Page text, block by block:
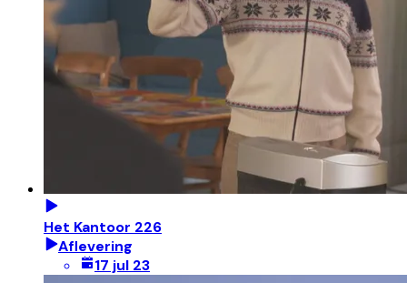
Het Kantoor 226
Aflevering
17 jul 23